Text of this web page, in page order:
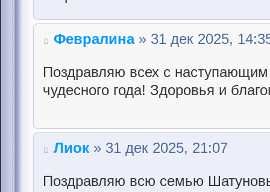
Февралина» 31 дек 2025,
Поздравляю всех с
чудесного года! Здоровья и
Лиок » 31 дек 2025, 21:07
Поздравляю всю семью